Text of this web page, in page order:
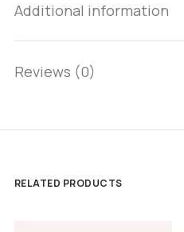
Additional information
Reviews (0)
RELATED PRODUCTS